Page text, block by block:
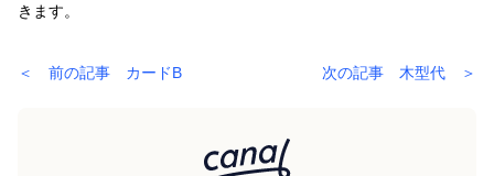
きます。
＜ 前の記事 カードB 次の記事 木型代 ＞